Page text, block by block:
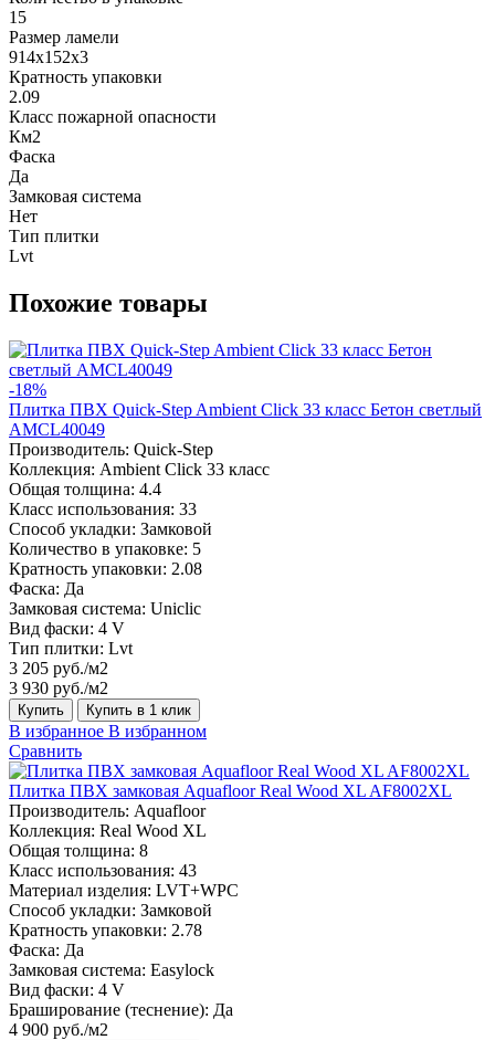
15
Размер ламели
914x152x3
Кратность упаковки
2.09
Класс пожарной опасности
Км2
Фаска
Да
Замковая система
Нет
Тип плитки
Lvt
Похожие товары
-18%
Плитка ПВХ Quick-Step Ambient Click 33 класс Бетон светлый
AMCL40049
Производитель: Quick-Step
Коллекция: Ambient Click 33 класс
Общая толщина: 4.4
Класс использования: 33
Способ укладки: Замковой
Количество в упаковке: 5
Кратность упаковки: 2.08
Фаска: Да
Замковая система: Uniclic
Вид фаски: 4 V
Тип плитки: Lvt
3 205 руб./м2
3 930 руб./м2
Купить Купить в 1 клик
В избранное В избранном
Сравнить
Плитка ПВХ замковая Aquafloor Real Wood XL AF8002XL
Производитель: Aquafloor
Коллекция: Real Wood XL
Общая толщина: 8
Класс использования: 43
Материал изделия: LVT+WPC
Способ укладки: Замковой
Кратность упаковки: 2.78
Фаска: Да
Замковая система: Easylock
Вид фаски: 4 V
Браширование (теснение): Да
4 900 руб./м2